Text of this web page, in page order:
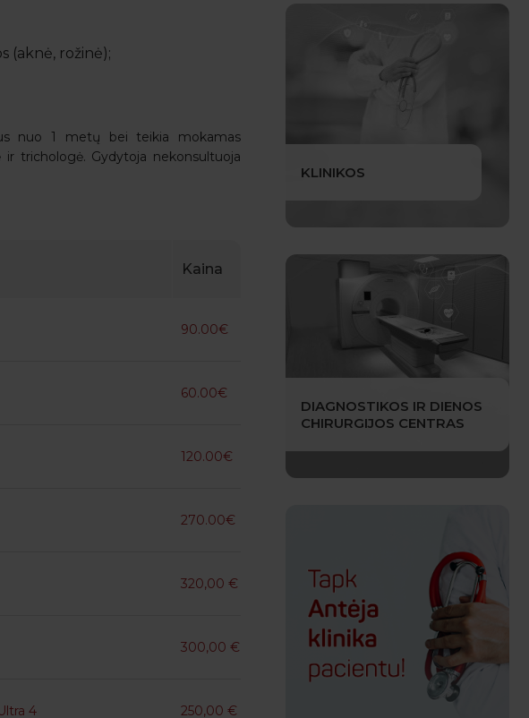
(aknė, rožinė);
nuo 1 metų bei teikia mokamas
trichologė. Gydytoja nekonsultuoja
Kaina
90.00€
60.00€
120.00€
270.00€
320,00 €
300,00 €
4 250,00 €
KLINIKOS
DIAGNOSTIKOS IR DIENOS
CHIRURGIJOS CENTRAS